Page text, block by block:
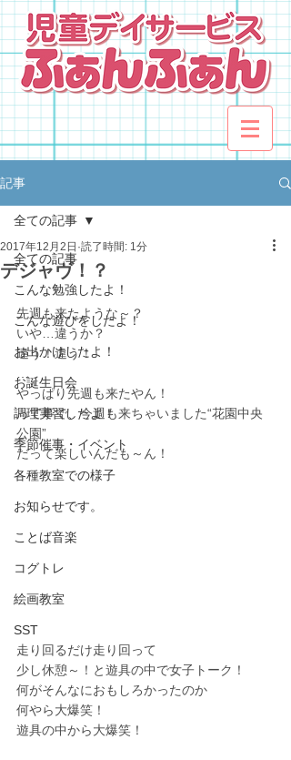
記事
全ての記事
こんな勉強したよ！
こんな遊びをしたよ！
お出かけしたよ！
お誕生日会
調理実習したよ！
季節催事・イベント
各種教室での様子
お知らせです。
ことば音楽
コグトレ
絵画教室
SST
全ての記事
デジャヴ！？
2017年12月2日 読了時間: 1分
先週も来たような～？
いや…違うか？
違う！違う！
…
やっぱり先週も来たやん！
って事で、今週も来ちゃいました“花園中央
公園”
だって楽しいんだも～ん！
走り回るだけ走り回って
少し休憩～！と遊具の中で女子トーク！
何がそんなにおもしろかったのか
何やら大爆笑！
遊具の中から大爆笑！